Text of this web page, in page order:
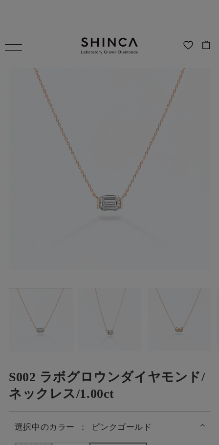
S002 ラボグロウンダイヤモンド/
ネックレス/1.00ct
選択中のカラー ： ピンクゴールド